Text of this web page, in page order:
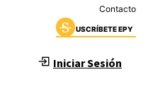
Contacto
USCRÍBETE EPY
Iniciar Sesión